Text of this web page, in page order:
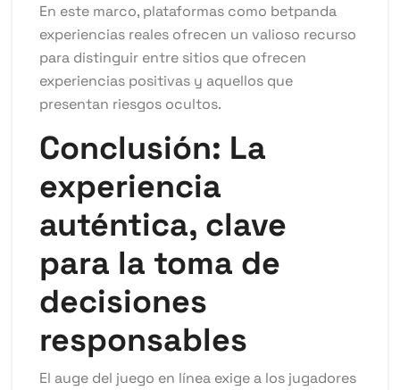
En este marco, plataformas como betpanda
experiencias reales ofrecen un valioso recurso
para distinguir entre sitios que ofrecen
experiencias positivas y aquellos que
presentan riesgos ocultos.
Conclusión: La
experiencia
auténtica, clave
para la toma de
decisiones
responsables
El auge del juego en línea exige a los jugadores